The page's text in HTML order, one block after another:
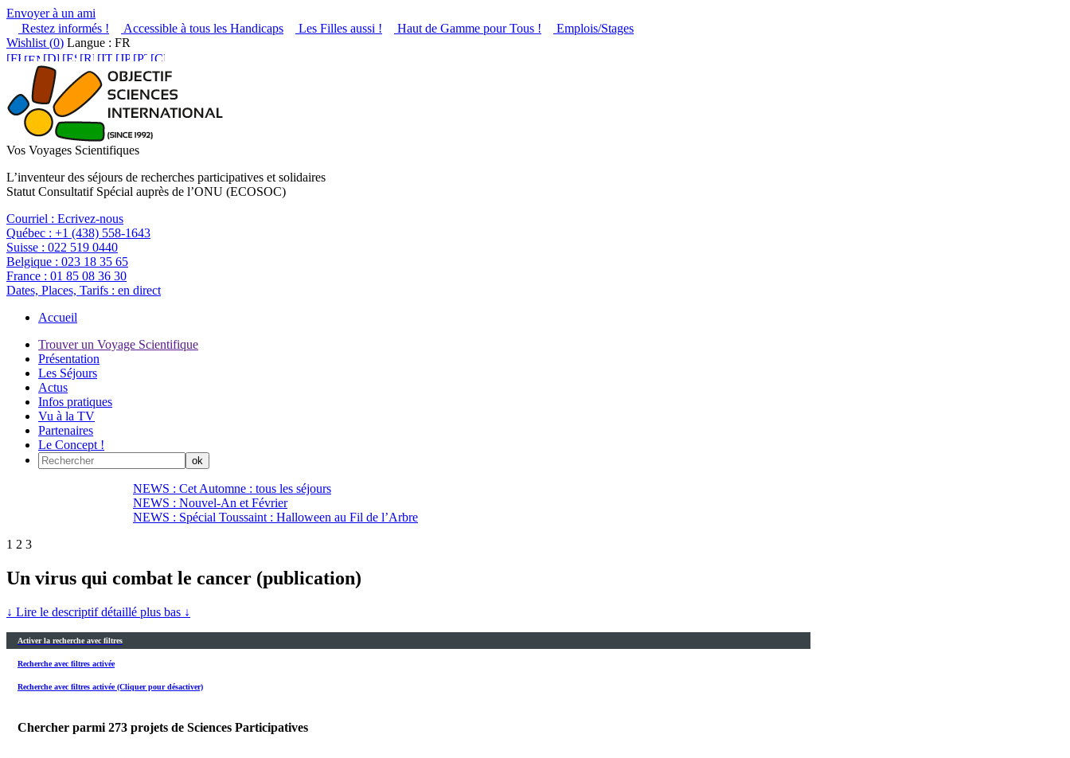
Envoyer à un ami
Restez informés !
Accessible à tous les Handicaps Les Filles aussi ! Haut de Gamme pour Tous !
Emplois/Stages
Wishlist (0) Langue : FR
Vos Voyages Scientifiques
L’inventeur des séjours de recherches participatives et solidaires
Statut Consultatif Spécial auprès de l’ONU (ECOSOC)
Courriel : Ecrivez-nous
Québec : +1 (438) 558-1643
Suisse : 022 519 0440
Belgique : 023 18 35 65
France : 01 85 08 36 30
Dates, Places, Tarifs : en direct
Accueil
Trouver un Voyage Scientifique
Présentation
Les Séjours
Actus
Infos pratiques
Vu à la TV
Partenaires
Le Concept !
NEWS : Cet Automne : tous les séjours
NEWS : Nouvel-An et Février
NEWS : Spécial Toussaint : Halloween au Fil de l’Arbre
1 2 3
Un virus qui combat le cancer (publication)
↓ Lire le descriptif détaillé plus bas ↓
Activer la recherche avec filtres
Recherche avec filtres activée
Recherche avec filtres activée (Cliquer pour désactiver)
Chercher parmi 273 projets de Sciences Participatives